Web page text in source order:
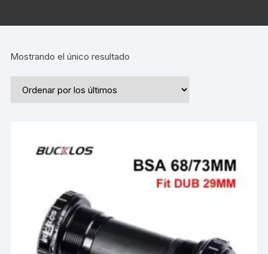
Mostrando el único resultado